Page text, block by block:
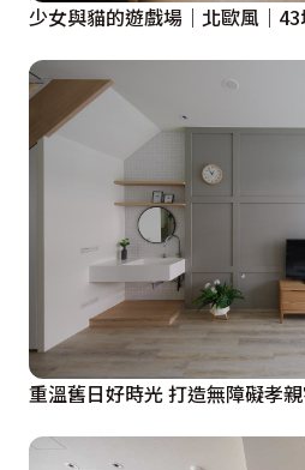
少女與貓的遊戲場｜北歐風｜
重溫舊日好時光 打造無障礙孝